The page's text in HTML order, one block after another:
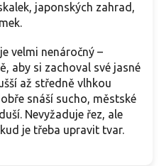
japonských zahrad,
velmi nenáročný –
aby si zachoval své jasné
až středně vlhkou
snáší sucho, městské
Nevyžaduje řez, ale
je třeba upravit tvar.